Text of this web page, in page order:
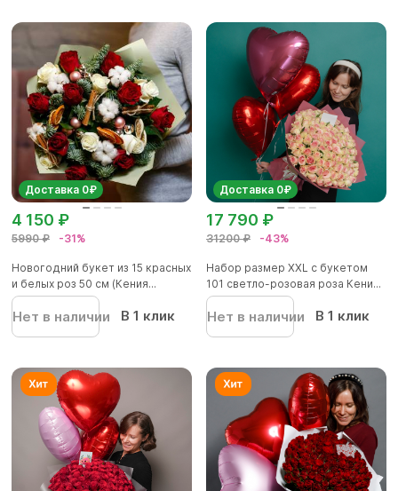
Доставка 0₽
5990 ₽ -31%
4 150 ₽
Новогодний букет из 15 красных
и белых роз 50 см (Кения...
Нет в наличии В 1 клик
Доставка 0₽
31200 ₽ -43%
17 790 ₽
Набор размер ХХL с букетом
101 светло-розовая роза Кени...
Нет в наличии В 1 клик